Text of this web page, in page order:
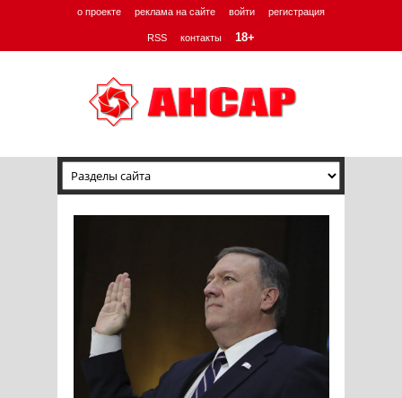
о проекте реклама на сайте войти регистрация
RSS контакты 18+